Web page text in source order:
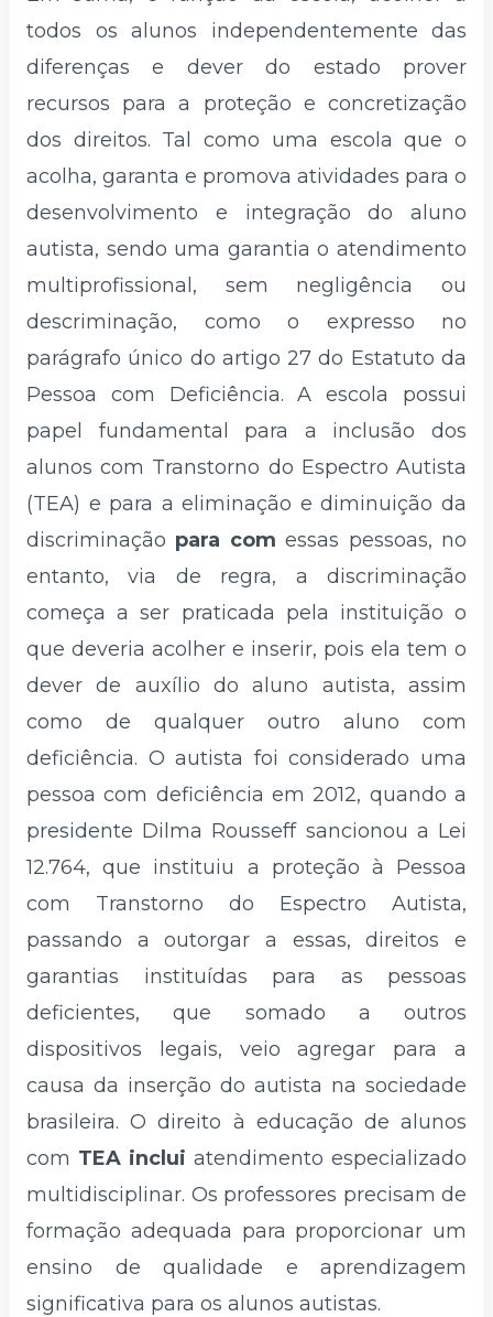
todos os alunos independentemente das
diferenças e dever do estado prover
recursos para a proteção e concretização
dos direitos. Tal como uma escola que o
acolha, garanta e promova atividades para o
desenvolvimento e integração do aluno
autista, sendo uma garantia o atendimento
multiprofissional, sem negligência ou
descriminação, como o expresso no
parágrafo único do artigo 27 do Estatuto da
Pessoa com Deficiência. A escola possui
papel fundamental para a inclusão dos
alunos com Transtorno do Espectro Autista
(TEA) e para a eliminação e diminuição da
discriminação para com essas pessoas, no
entanto, via de regra, a discriminação
começa a ser praticada pela instituição o
que deveria acolher e inserir, pois ela tem o
dever de auxílio do aluno autista, assim
como de qualquer outro aluno com
deficiência. O autista foi considerado uma
pessoa com deficiência em 2012, quando a
presidente Dilma Rousseff sancionou a Lei
12.764, que instituiu a proteção à Pessoa
com Transtorno do Espectro Autista,
passando a outorgar a essas, direitos e
garantias instituídas para as pessoas
deficientes, que somado a outros
dispositivos legais, veio agregar para a
causa da inserção do autista na sociedade
brasileira. O direito à educação de alunos
com TEA inclui atendimento especializado
multidisciplinar. Os professores precisam de
formação adequada para proporcionar um
ensino de qualidade e aprendizagem
significativa para os alunos autistas.